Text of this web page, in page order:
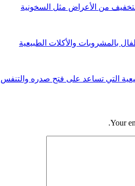
بالمشروبات والأكلات الطبيعية
التي تساعد على فتح صدره
Your